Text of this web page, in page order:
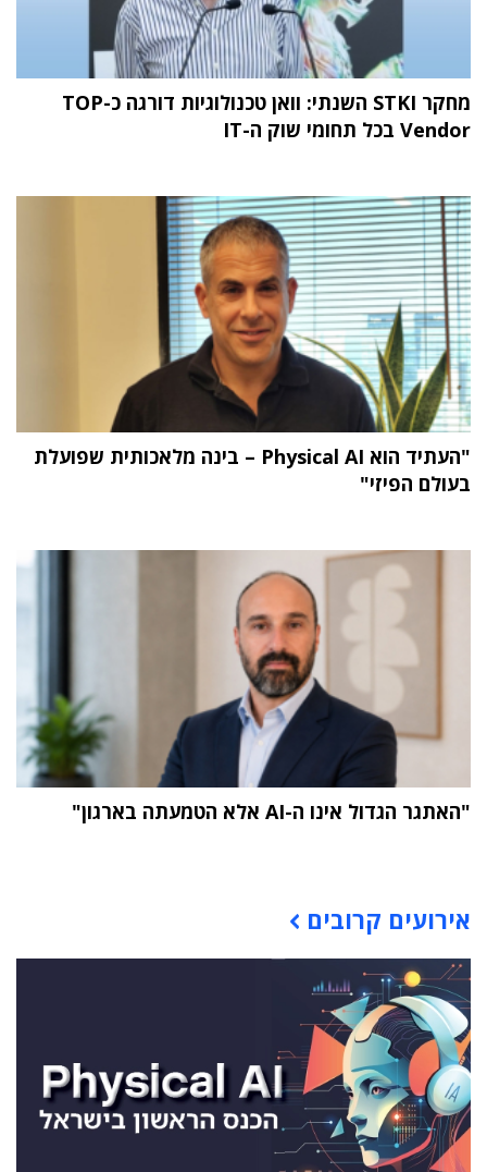
מחקר STKI השנתי: וואן טכנולוגיות דורגה כ-TOP
Vendor בכל תחומי שוק ה-IT
"העתיד הוא Physical AI – בינה מלאכותית שפועלת
בעולם הפיזי"
"האתגר הגדול אינו ה-AI אלא הטמעתה בארגון"
אירועים קרובים